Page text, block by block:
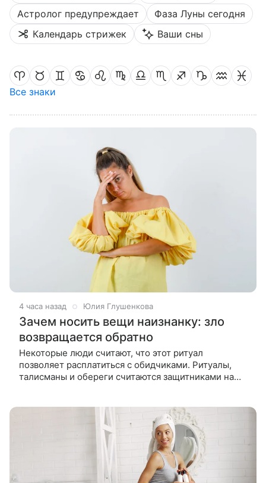
Астролог предупреждает
Фаза Луны сегодня
Календарь стрижек
Ваши сны
Все знаки
4 часа назад Юлия Глушенкова
Зачем носить вещи наизнанку: зло
возвращается обратно
Некоторые люди считают, что этот ритуал
позволяет расплатиться с обидчиками. Ритуалы,
талисманы и обереги считаются защитниками на